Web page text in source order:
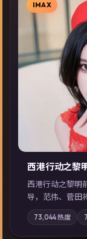
IMAX
西港行动之黎
西港行动之黎明
导，范伟、菅田
亲情与职责必须
气质；站内亦可
索同类型高分佳
73,044热度